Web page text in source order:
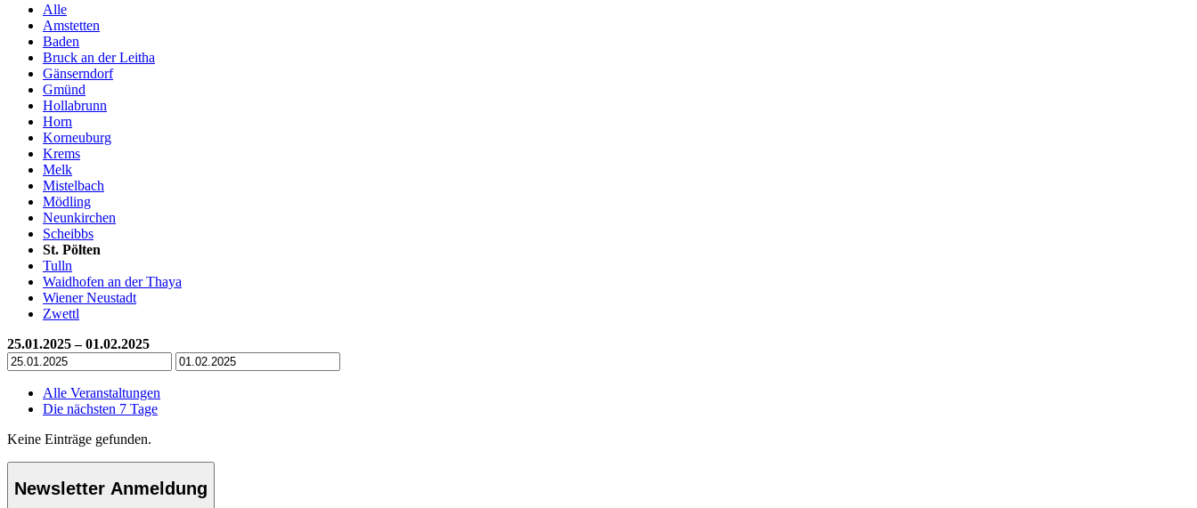
Alle
Amstetten
Baden
Bruck an der Leitha
Gänserndorf
Gmünd
Hollabrunn
Horn
Korneuburg
Krems
Melk
Mistelbach
Mödling
Neunkirchen
Scheibbs
St. Pölten
Tulln
Waidhofen an der Thaya
Wiener Neustadt
Zwettl
25.01.2025 – 01.02.2025
Alle Veranstaltungen
Die nächsten 7 Tage
Keine Einträge gefunden.
Newsletter Anmeldung